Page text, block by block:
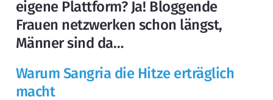
eigene Plattform? Ja! Bloggende
Frauen netzwerken schon längst,
Männer sind da…
Warum Sangria die Hitze erträglich
macht